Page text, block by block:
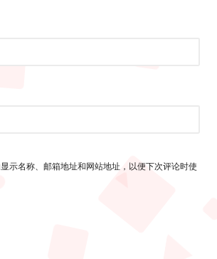
示名称、邮箱地址和网站地址，以便下次评论时使